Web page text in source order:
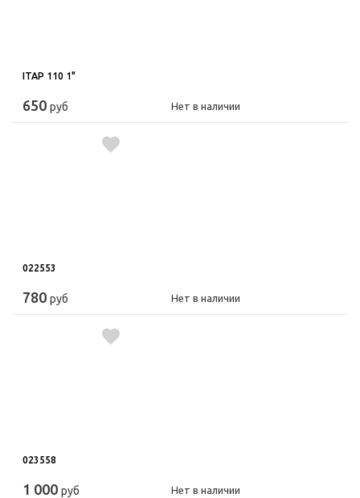
ITAP 110 1"
650 руб Нет в наличии
022553
780 руб Нет в наличии
023558
1 000 руб Нет в наличии